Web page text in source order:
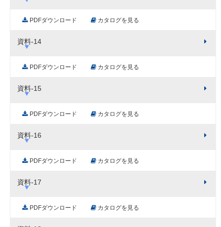
PDFダウンロード カタログを見る
資料-14
PDFダウンロード カタログを見る
資料-15
PDFダウンロード カタログを見る
資料-16
PDFダウンロード カタログを見る
資料-17
PDFダウンロード カタログを見る